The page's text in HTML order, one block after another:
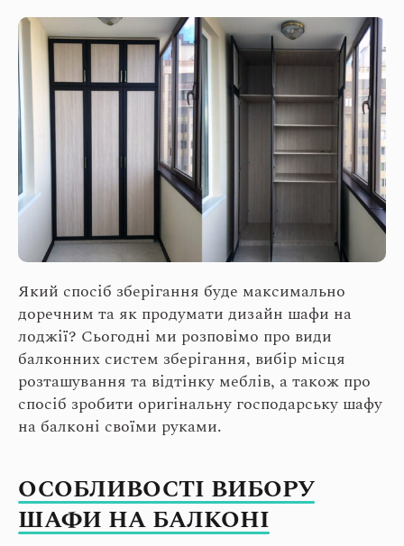
Який спосіб зберігання буде максимально
доречним та як продумати дизайн шафи на
лоджії? Сьогодні ми розповімо про види
балконних систем зберігання, вибір місця
розташування та відтінку меблів, а також про
спосіб зробити оригінальну господарську шафу
на балконі своїми руками.
ОСОБЛИВОСТІ ВИБОРУ
ШАФИ НА БАЛКОНІ